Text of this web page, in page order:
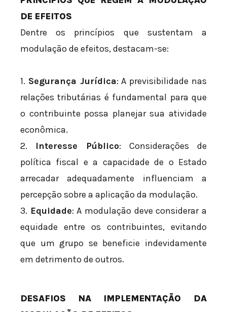
DE EFEITOS
Dentre os princípios que sustentam a
modulação de efeitos, destacam-se:
1. Segurança Jurídica: A previsibilidade nas
relações tributárias é fundamental para que
o contribuinte possa planejar sua atividade
econômica.
2. Interesse Público: Considerações de
política fiscal e a capacidade de o Estado
arrecadar adequadamente influenciam a
percepção sobre a aplicação da modulação.
3. Equidade: A modulação deve considerar a
equidade entre os contribuintes, evitando
que um grupo se beneficie indevidamente
em detrimento de outros.
DESAFIOS NA IMPLEMENTAÇÃO DA